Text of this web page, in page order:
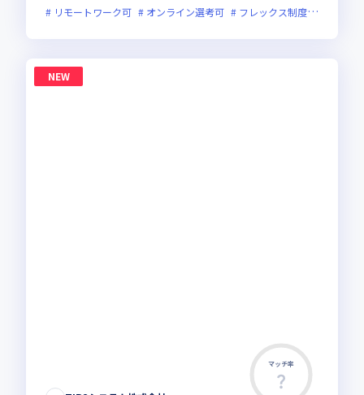
リモートワーク可
オンライン選考可 フレックス制度あり
NEW
マッチ率